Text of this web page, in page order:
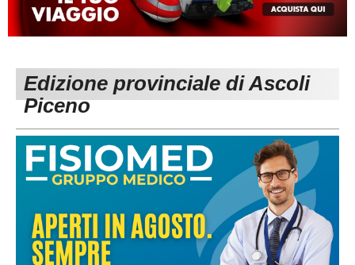
MACERATA
Carica la tua Rosa
ECCELLENZA
1^ CATEGORIA
3^ CATEGORIA
GIOVANILI
REGIONALI
Edizione provinciale di Ascoli
Piceno